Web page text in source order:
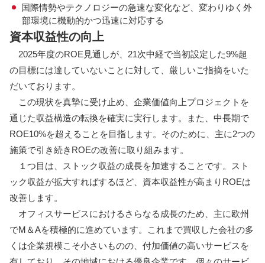
国際情勢やテクノロジーの急速な変化など、変わりゆく外
部環境に機動的かつ迅速に対応する
資本収益性の向上
2025年度のROE見通しが、21次中経で当初設定した9%超
の目標には達していないことに対して、厳しいご指摘をいた
だいております。
この現状を真摯に受け止め、企業価値向上プロジェクトを
通じた収益構造の転換を確実に実行します。また、中長期で
ROE10%を超えることを目指します。そのために、主に2つの
施策で引き続きROEの改善に取り組みます。
１つ目は、ストック収益の成長を加速することです。スト
ック収益が拡大すればするほど、資本収益性が高まりROEは
改善します。
オフィスサービスにおけるさらなる成長のため、主に欧州
でM＆Aを積極的に進めています。これまで買収した会社の多
くは企業規模こそ小さいものの、付加価値の高いサービスを